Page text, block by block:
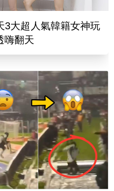
3大超人氣韓籍女神玩
嗨翻天